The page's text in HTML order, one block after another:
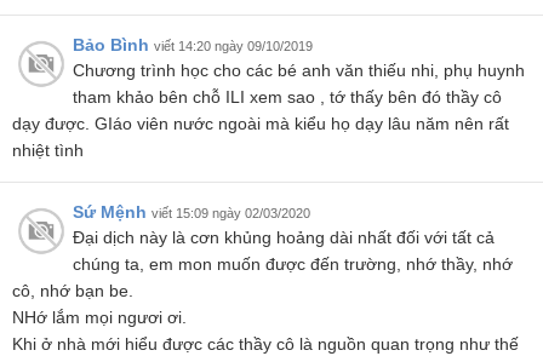
Bảo Bình viết 14:20 ngày 09/10/2019
Chương trình học cho các bé anh văn thiếu nhi, phụ huynh
tham khảo bên chỗ ILI xem sao , tớ thấy bên đó thầy cô
dạy được. GIáo viên nước ngoài mà kiểu họ dạy lâu năm nên rất
nhiệt tình
Sứ Mệnh viết 15:09 ngày 02/03/2020
Đại dịch này là cơn khủng hoảng dài nhất đối với tất cả
chúng ta, em mon muốn được đến trường, nhớ thầy, nhớ
cô, nhớ bạn be.
NHớ lắm mọi ngươi ơi.
Khi ở nhà mới hiểu được các thầy cô là nguồn quan trọng như thế